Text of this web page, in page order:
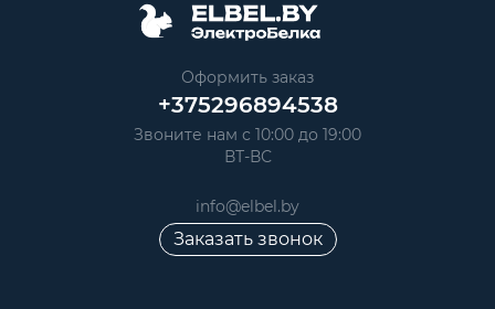
Оформить заказ
+375296894538
Звоните нам с 10:00 до 19:00
ВТ-ВС
info@elbel.by
Заказать звонок